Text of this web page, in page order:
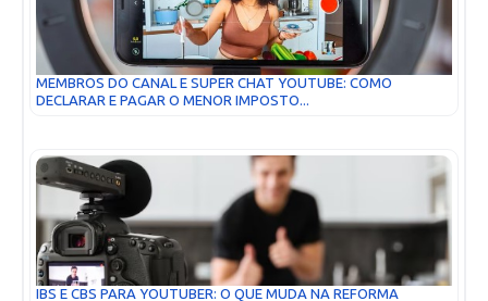
MEMBROS DO CANAL E SUPER CHAT YOUTUBE: COMO
DECLARAR E PAGAR O MENOR IMPOSTO...
IBS E CBS PARA YOUTUBER: O QUE MUDA NA REFORMA